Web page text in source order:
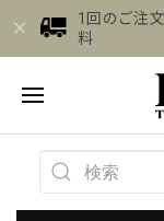
1回のご注
料